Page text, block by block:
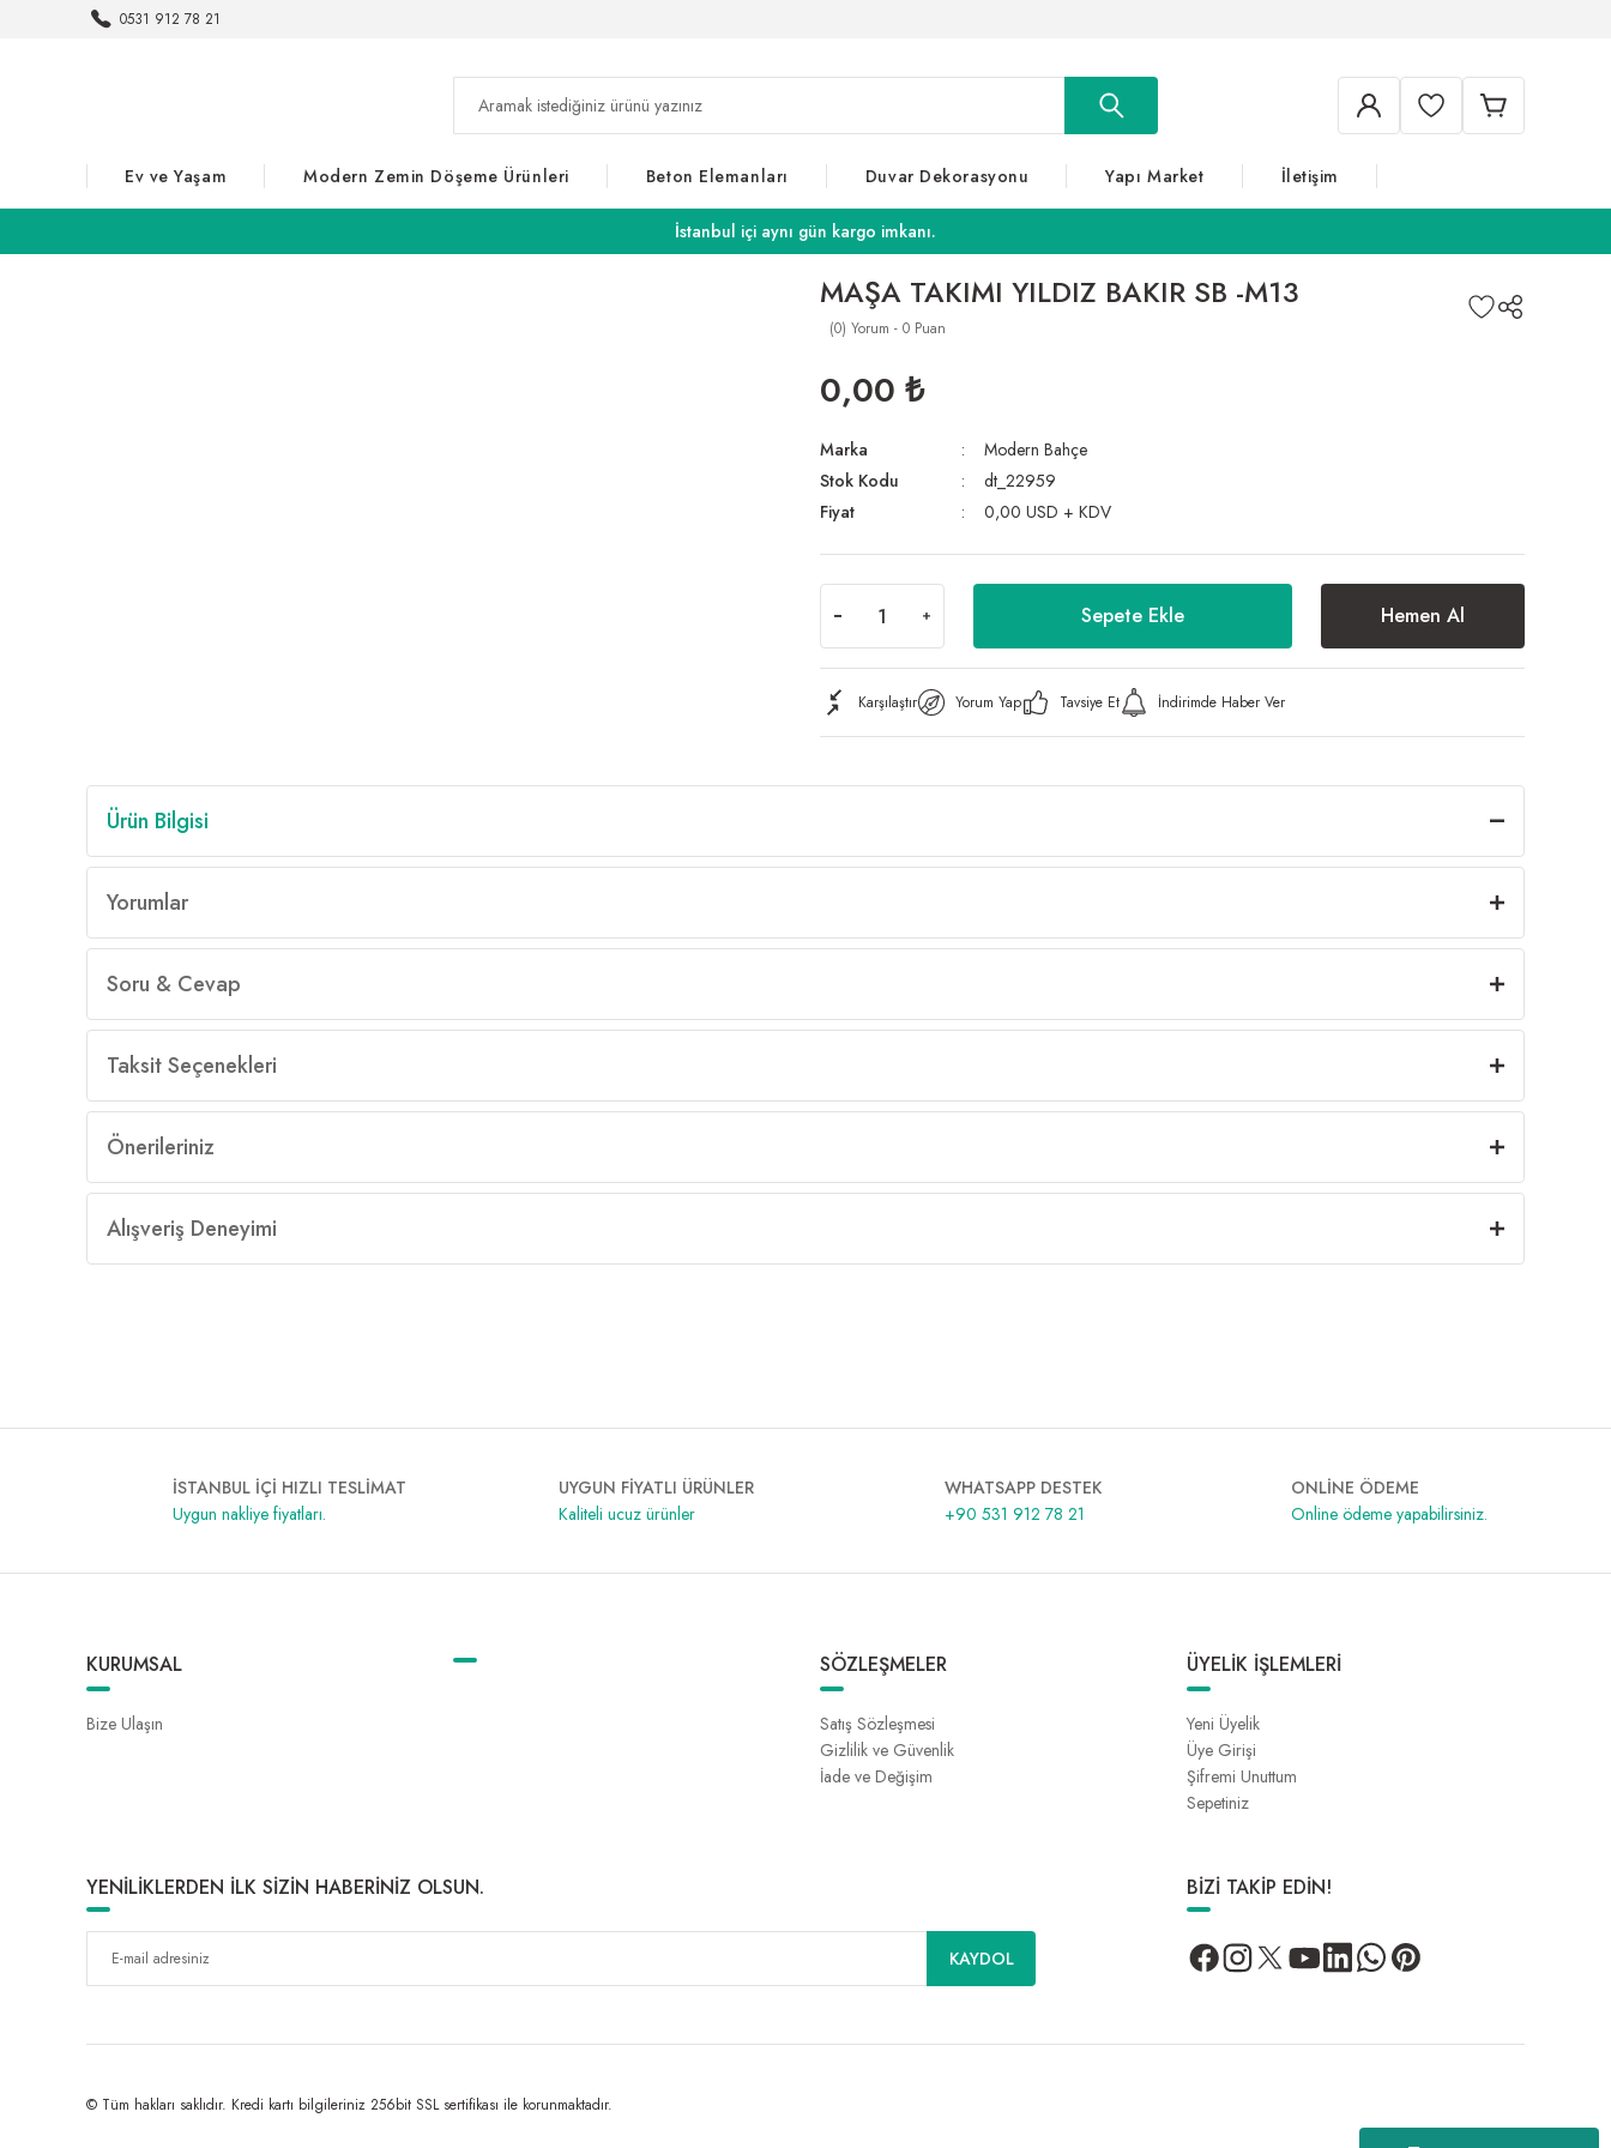
0531 912 78 21
Ev ve Yaşam Modern Zemin Döşeme Ürünleri Beton Elemanları Duvar Dekorasyonu Yapı Market İletişim
İstanbul içi aynı gün kargo imkanı.
MAŞA TAKIMI YILDIZ BAKIR SB -M13
(0) Yorum - 0 Puan
0,00 ₺
Marka
Modern Bahçe
Stok Kodu
dt_22959
Fiyat
0,00 USD + KDV
Sepete Ekle Hemen Al
Karşılaştır Yorum Yap Tavsiye Et İndirimde Haber Ver
Ürün Bilgisi
Yorumlar
Soru & Cevap
Taksit Seçenekleri
Önerileriniz
Alışveriş Deneyimi
İSTANBUL İÇİ HIZLI TESLİMAT
Uygun nakliye fiyatları.
UYGUN FİYATLI ÜRÜNLER
Kaliteli ucuz ürünler
WHATSAPP DESTEK
+90 531 912 78 21
ONLİNE ÖDEME
Online ödeme yapabilirsiniz.
KURUMSAL
Bize Ulaşın
SÖZLEŞMELER
Satış Sözleşmesi
Gizlilik ve Güvenlik
İade ve Değişim
ÜYELİK İŞLEMLERİ
Yeni Üyelik
Üye Girişi
Şifremi Unuttum
Sepetiniz
YENİLİKLERDEN İLK SİZİN HABERİNİZ OLSUN.
KAYDOL
BİZİ TAKİP EDİN!
© Tüm hakları saklıdır. Kredi kartı bilgileriniz 256bit SSL sertifikası ile korunmaktadır.